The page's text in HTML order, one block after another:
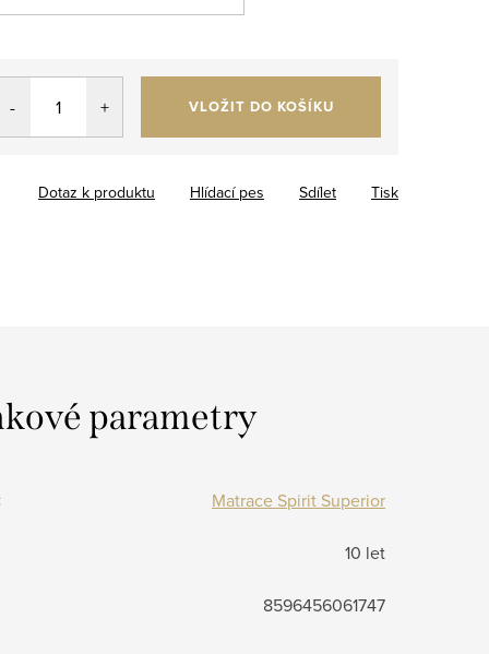
VLOŽIT DO KOŠÍKU
Tisk
Dotaz k produktu Hlídací pes Sdílet
parametry
Matrace Spirit Superior
10 let
8596456061747